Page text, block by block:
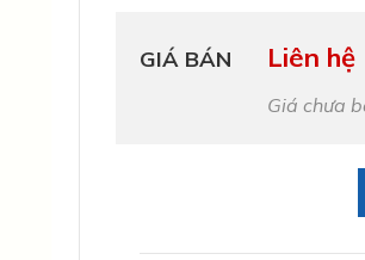
GIÁ BÁN Liên hệ
Giá chưa